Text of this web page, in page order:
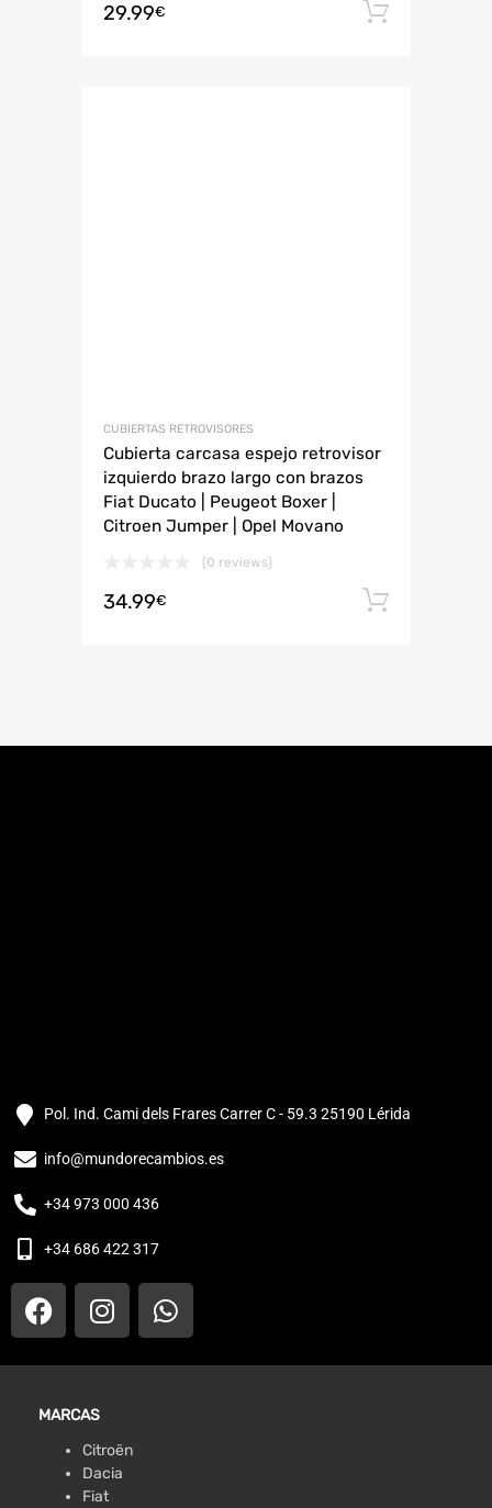
29.99€
CUBIERTAS RETROVISORES
Cubierta carcasa espejo retrovisor
izquierdo brazo largo con brazos
Fiat Ducato | Peugeot Boxer |
Citroen Jumper | Opel Movano
(0 reviews)
34.99€
Pol. Ind. Cami dels Frares Carrer C - 59.3 25190 Lérida
info@mundorecambios.es
+34 973 000 436
+34 686 422 317
MARCAS
Citroën
Dacia
Fiat